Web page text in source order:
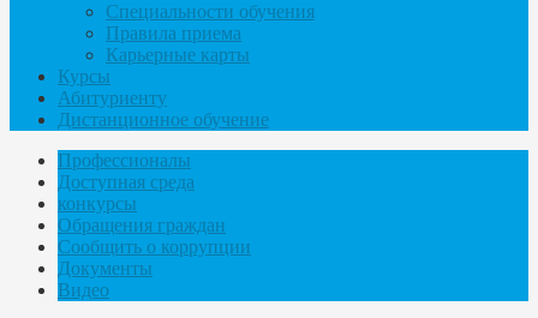
Специальности обучения
Правила приема
Карьерные карты
Курсы
Абитуриенту
Дистанционное обучение
Профессионалы
Доступная среда
конкурсы
Обращения граждан
Сообщить о коррупции
Документы
Видео